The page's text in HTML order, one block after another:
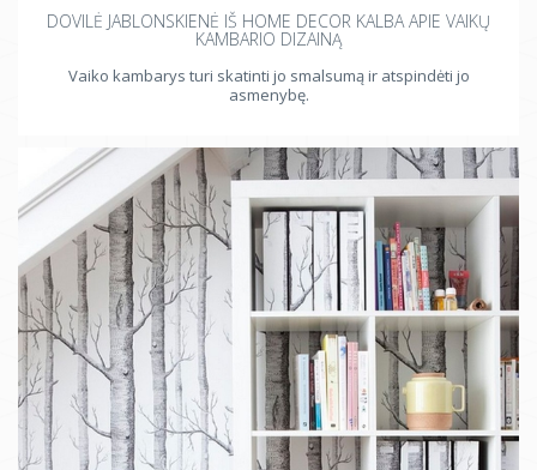
DOVILĖ JABLONSKIENĖ IŠ HOME DECOR KALBA APIE VAIKŲ
KAMBARIO DIZAINĄ
Vaiko kambarys turi skatinti jo smalsumą ir atspindėti jo
asmenybę.